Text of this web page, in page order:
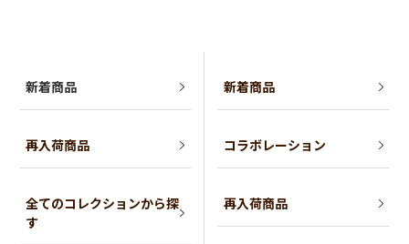
新着商品
再入荷商品
全てのコレクションから探
す
新着商品
コラボレーション
再入荷商品